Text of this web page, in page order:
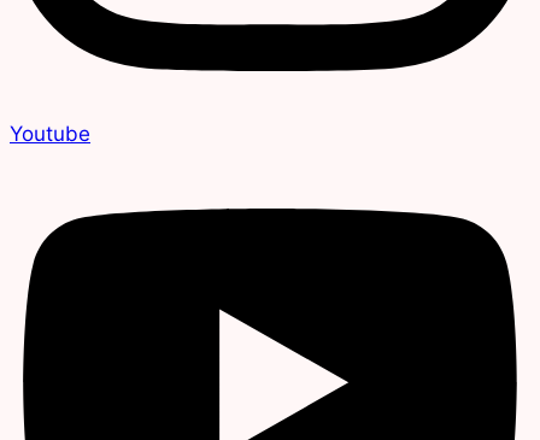
Youtube